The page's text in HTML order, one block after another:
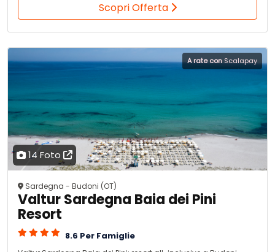
Scopri Offerta
14 Foto
A rate conScalapay
Sardegna - Budoni (OT)
Valtur Sardegna Baia dei Pini
Resort
8.6 Per Famiglie